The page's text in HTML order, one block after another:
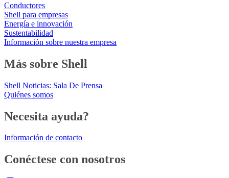
Conductores
Shell para empresas
Energía e innovación
Sustentabilidad
Información sobre nuestra empresa
Más sobre Shell
Shell Noticias: Sala De Prensa
Quiénes somos
Necesita ayuda?
Información de contacto
Conéctese con nosotros